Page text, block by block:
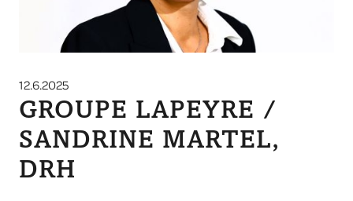
12.6.2025
GROUPE LAPEYRE /
SANDRINE MARTEL,
DRH